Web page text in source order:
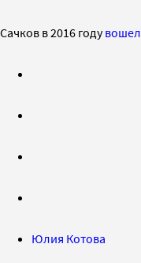
Сачков в 2016 годувошел
Юлия Котова